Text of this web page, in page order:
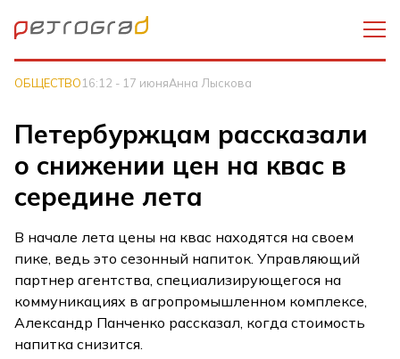
ОБЩЕСТВО16:12 - 17 июняАнна Лыскова
Петербуржцам рассказали
о снижении цен на квас в
середине лета
В начале лета цены на квас находятся на своем
пике, ведь это сезонный напиток. Управляющий
партнер агентства, специализирующегося на
коммуникациях в агропромышленном комплексе,
Александр Панченко рассказал, когда стоимость
напитка снизится.